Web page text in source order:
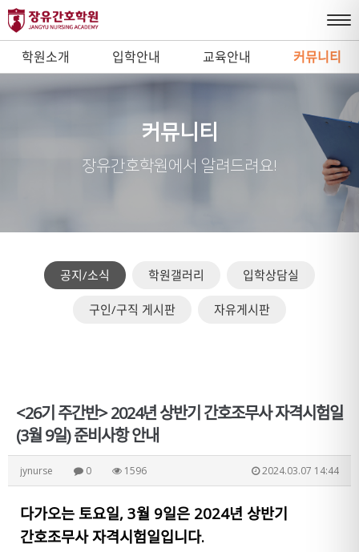
학원소개 입학안내 교육안내 커뮤니티
커뮤니티
장유간호학원에서 알려드려요!
공지/소식 학원갤러리 입학상담실
구인/구직 게시판 자유게시판
<26기 주간반> 2024년 상반기 간호조무사 자격시험일
(3월 9일) 준비사항 안내
jynurse 0 1596 2024.03.07 14:44
다가오는 토요일, 3월 9일은 2024년 상반기
간호조무사 자격시험일입니다.